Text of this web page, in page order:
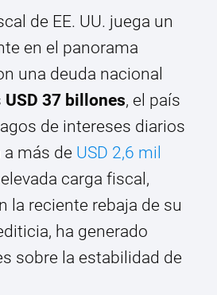
de EE. UU. juega un
en el panorama
una deuda nacional
USD 37 billones, el país
de intereses diarios
más de USD 2,6 mil
carga fiscal,
la reciente rebaja de su
ha generado
sobre la estabilidad de